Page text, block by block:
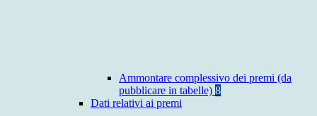
Ammontare complessivo dei premi (da
pubblicare in tabelle) 8
Dati relativi ai premi